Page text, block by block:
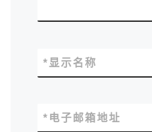
显示名称
*
电子邮箱地址
*